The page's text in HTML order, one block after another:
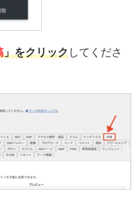
」をクリックしてくださ